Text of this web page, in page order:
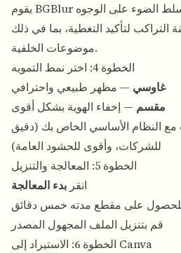
يقوم BGBlur بفحص الملف ويسلط الضوء على الوجوه
التراكب لتأكيد التغطية، بما في ذلك
موضوعات الخلفية.
الخطوة 4: اختر نمط التمويه
غاوسي — مظهر طبيعي واحترافي
مقسم — إخفاء الهوية بشكل أقوى
مع النظام الأساسي الخاص بك (دقيق
للشركات، وأقوى للحشود العامة)
الخطوة 5: المعالجة والتنزيل
انقر بدء المعالجة
على مقطع مدته خمس دقائق
قم بتنزيل الملف المجهول المصدر
الخطوة 6: الاستيراد إلى Canva